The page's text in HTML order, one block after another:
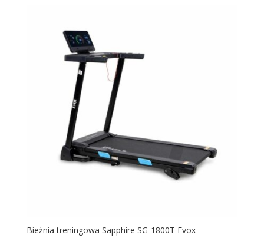
Bieżnia treningowa Sapphire SG-1800T Evox